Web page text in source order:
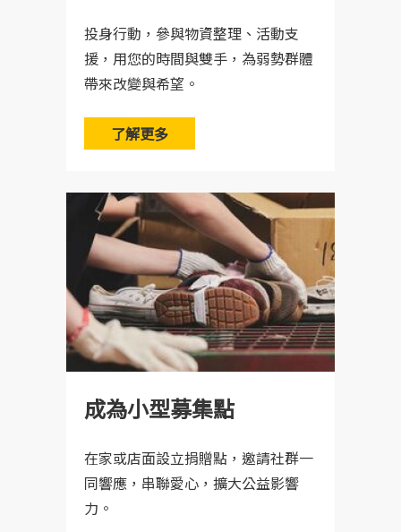
投身行動，參與物資整理、活動支
援，用您的時間與雙手，為弱勢群體
帶來改變與希望。
了解更多
成為小型募集點
在家或店面設立捐贈點，邀請社群一
同響應，串聯愛心，擴大公益影響
力。